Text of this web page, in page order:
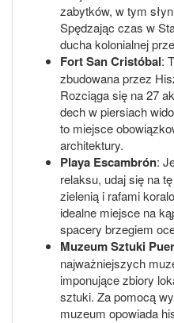
zabytków, w tym
Spędzając czas w
ducha kolonialnej
Fort San Cristóbal:
zbudowana przez
Rozciąga się na 27
dech w piersiach
to miejsce
architektury.
Playa Escambrón:
relaksu, udaj się na
zielenią i rafami
idealne miejsce na
spacery brzegiem
Muzeum Sztuki
najważniejszych
imponujące zbiory
sztuki. Za pomocą
muzeum opowiada